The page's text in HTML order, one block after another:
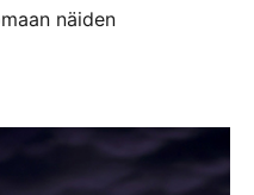
näiden